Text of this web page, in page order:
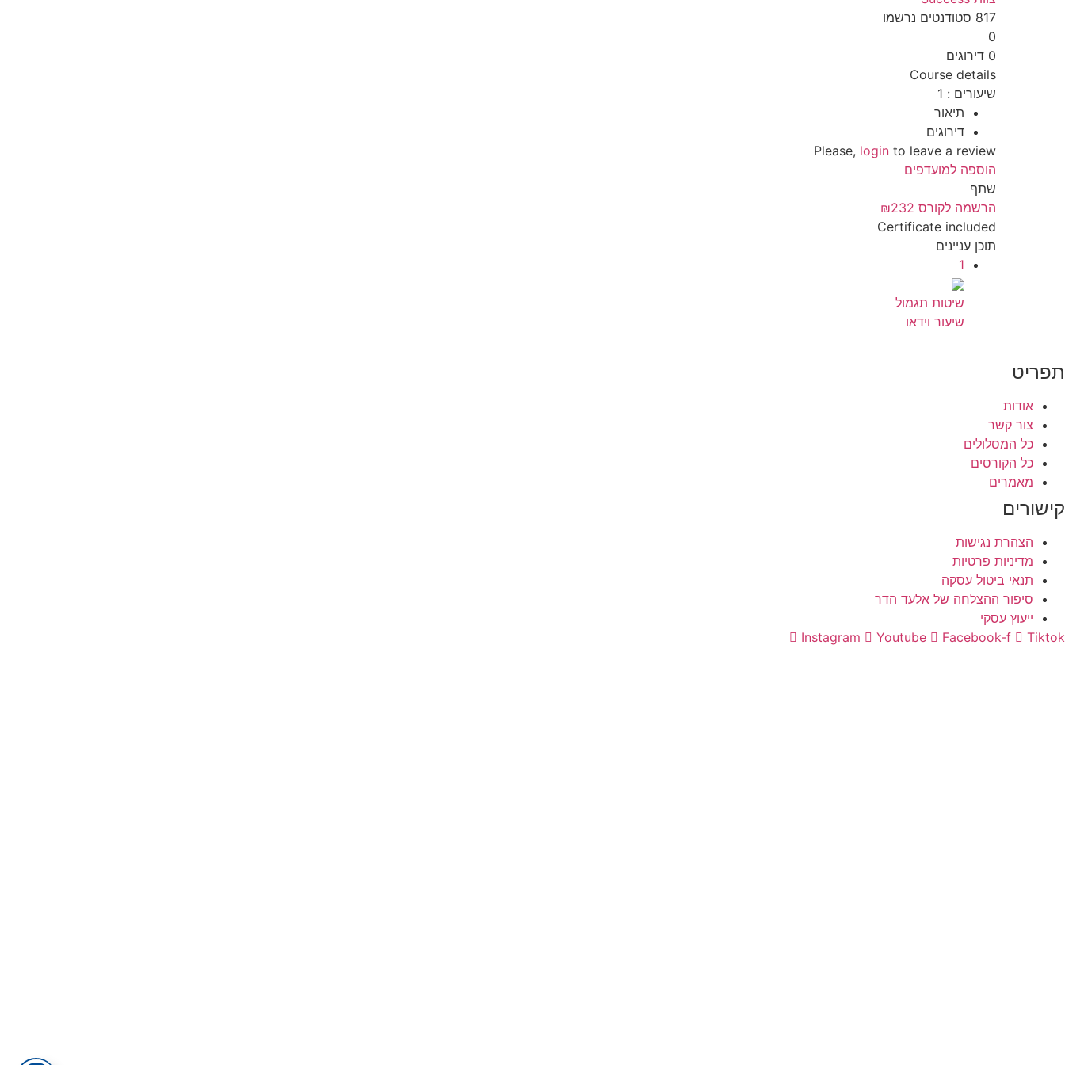
817 סטודנטים נרשמו
0
0 דירוגים
Course details
שיעורים :
1
תיאור
דירוגים
Please, login to leave a review
הוספה למועדפים
שתף
הרשמה לקורס ₪232
Certificate included
תוכן עניינים
1
שיטות תגמול
שיעור וידאו
תפריט
אודות
צור קשר
כל המסלולים
כל הקורסים
מאמרים
קישורים
הצהרת נגישות
מדיניות פרטיות
תנאי ביטול עסקה
סיפור ההצלחה של אלעד הדר
ייעוץ עסקי
Instagram
Youtube Facebook-f
Tiktok